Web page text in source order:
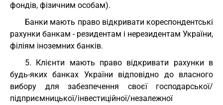
фондів, фізичним особам).
Банки мають право відкривати кореспондентські
рахунки банкам - резидентам і нерезидентам України,
філіям іноземних банків.
5. Клієнти мають право відкривати рахунки в
будь-яких банках України відповідно до власного
вибору для забезпечення своєї господарської/
підприємницької/інвестиційної/незалежної